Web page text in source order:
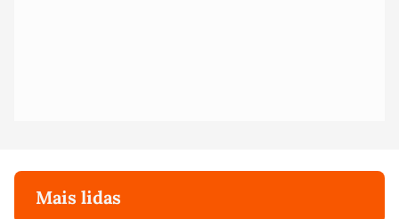
Mais lidas